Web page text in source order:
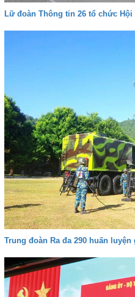
Lữ đoàn Thông tin 26 tổ chức
Trung đoàn Ra đa 290 huấn